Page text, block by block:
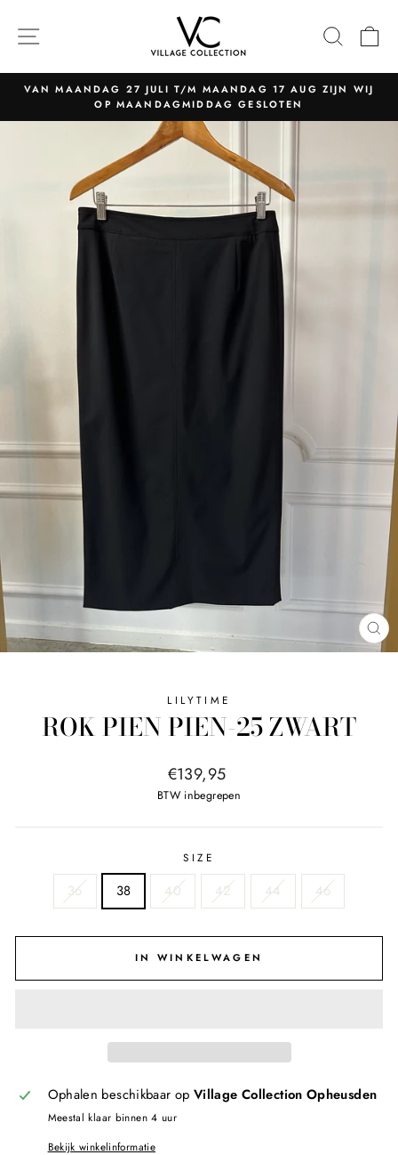
content
Pauzeer
slider
VAN MAANDAG 27 JULI T/M MAANDAG 17 AUG ZIJN WIJ
OP MAANDAGMIDDAG GESLOTEN
LILYTIME
ROK PIEN PIEN-25 ZWART
Normale
prijs
€139,95
BTW inbegrepen
SIZE
36 38 40 42 44 46
IN WINKELWAGEN
Ophalen beschikbaar opVillage Collection Opheusden
Meestal klaar binnen 4 uur
Bekijk winkelinformatie